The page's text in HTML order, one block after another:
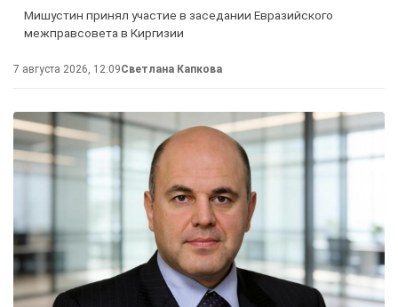
Мишустин принял участие в заседании Евразийского
межправсовета в Киргизии
7 августа 2026, 12:09Светлана Капкова